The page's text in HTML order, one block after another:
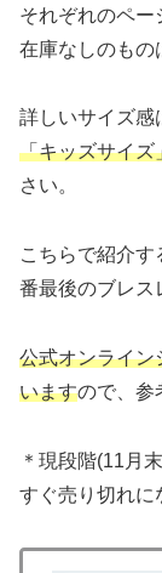
それぞれのペー
在庫なしのもの
詳しいサイズ感
「キッズサイズ
さい。
こちらで紹介す
番最後のブレス
公式オンライン
いますので、参
＊現段階(11月
すぐ売り切れに